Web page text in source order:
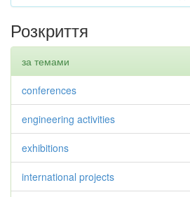
Розкриття
за темами
conferences
engineering activities
exhibitions
international projects